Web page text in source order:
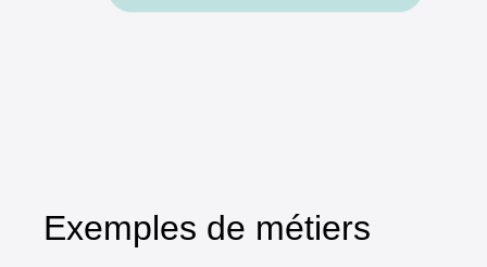
Exemples de métiers